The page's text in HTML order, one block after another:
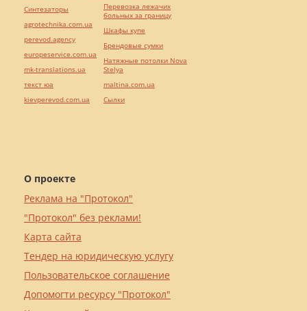
О проекте
Реклама на "Протокол"
"Протокол" без реклами!
Карта сайта
Тендер на юридическую услугу
Пользовательское соглашение
Допомогти ресурсу "Протокол"
Синтезаторы
agrotechnika.com.ua
perevod.agency
europeservice.com.ua
mk-translations.ua
текст юа
kievperevod.com.ua
Перевозка лежачих
больных за границу
Шкафы купе
Брендовые сумки
Натяжные потолки Nova
Stelya
maltina.com.ua
Cылки